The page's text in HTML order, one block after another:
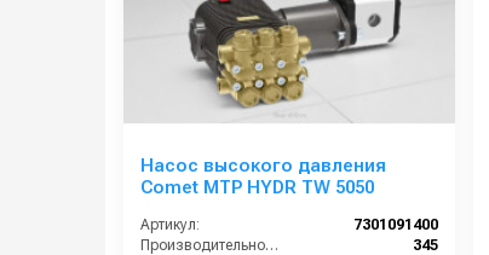
Насос высокого давления
Comet MTP HYDR TW 5050
Артикул:
7301091400
Производительность (л/мин):
345